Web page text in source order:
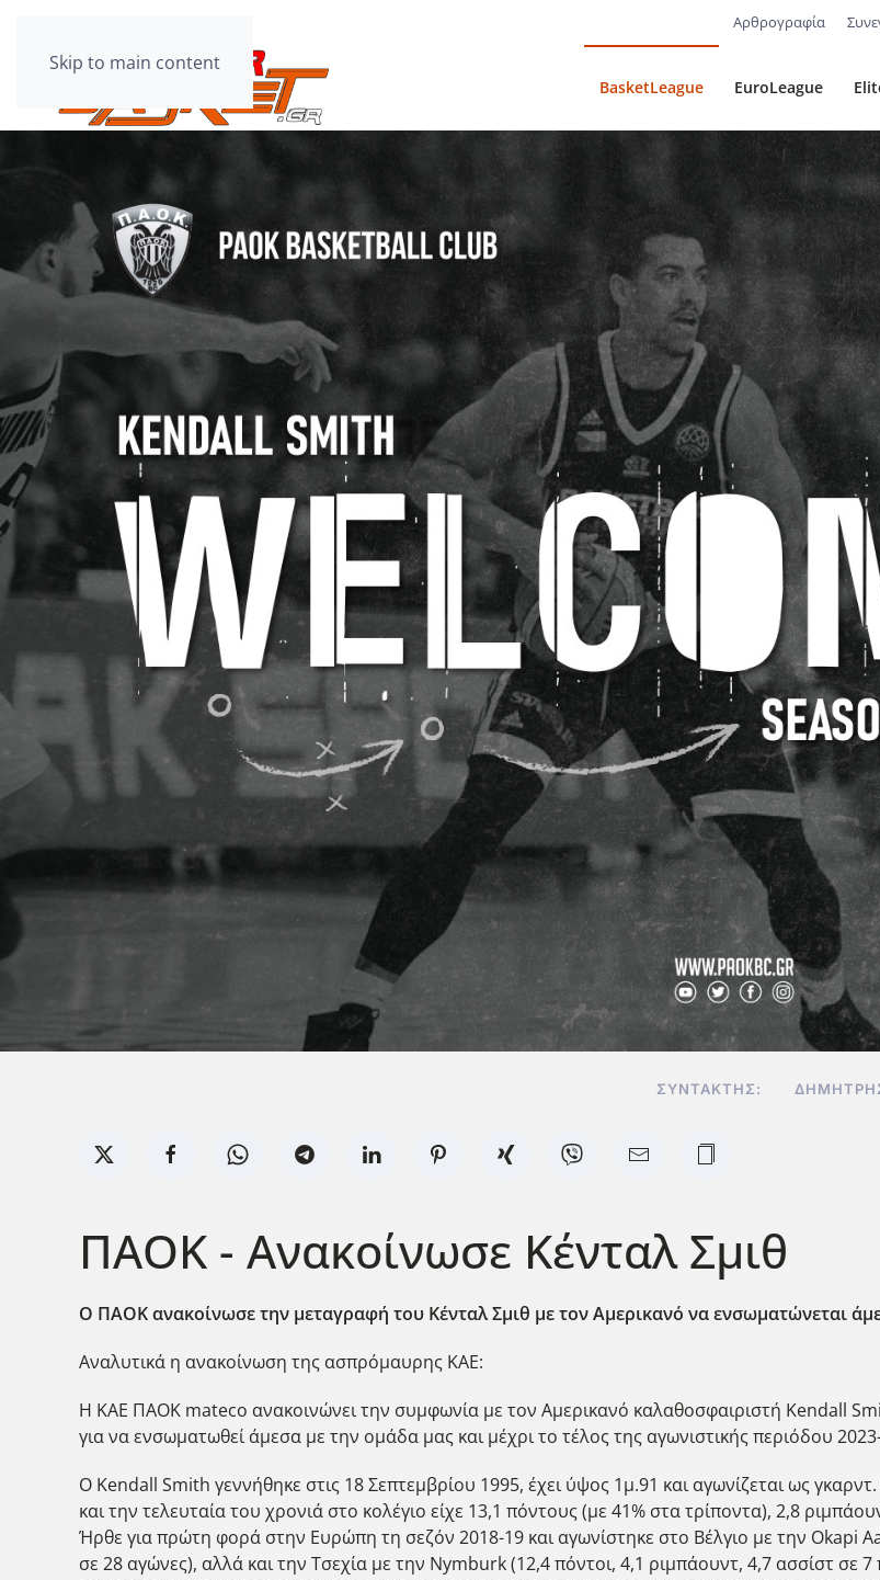
Skip to main content
Αρθρογραφία
BasketLeague EuroLeague
ΣΥΝΤΆΚΤΗΣ:
ΠΑΟΚ - Ανακοίνωσε Κένταλ Σμιθ
Ο ΠΑΟΚ ανακοίνωσε την μεταγραφή του Κένταλ Σμιθ με τον Αμερικανό να ενσωματώνεται
Αναλυτικά η ανακοίνωση της ασπρόμαυρης ΚΑΕ:
Η ΚΑΕ ΠΑΟΚ mateco ανακοινώνει την συμφωνία με τον Αμερικανό καλαθοσφαιριστή Kendall
για να ενσωματωθεί άμεσα με την ομάδα μας και μέχρι το τέλος της αγωνιστικής περιόδου
O Kendall Smith γεννήθηκε στις 18 Σεπτεμβρίου 1995, έχει ύψος 1μ.91 και αγωνίζεται ως
και την τελευταία του χρονιά στο κολέγιο είχε 13,1 πόντους (με 41% στα τρίποντα), 2,8
Ήρθε για πρώτη φορά στην Ευρώπη τη σεζόν 2018-19 και αγωνίστηκε στο Βέλγιο με την Okapi
σε 28 αγώνες), αλλά και την Τσεχία με την Nymburk (12,4 πόντοι, 4,1 ριμπάουντ, 4,7 ασσίστ σε